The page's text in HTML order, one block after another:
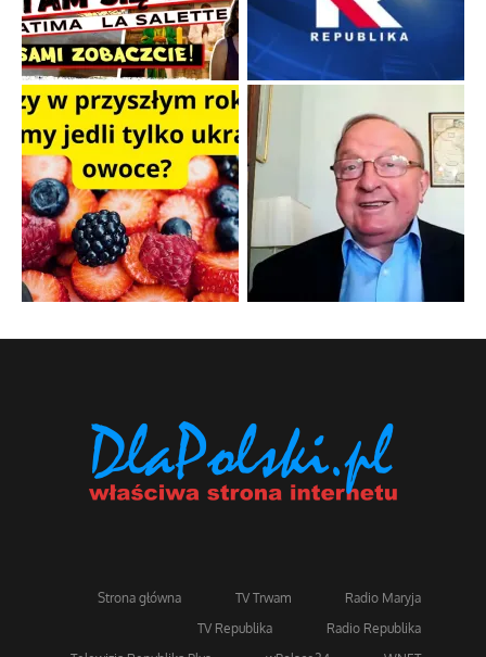
Strona główna TV Trwam
Radio Maryja
TV Republika
Radio Republika